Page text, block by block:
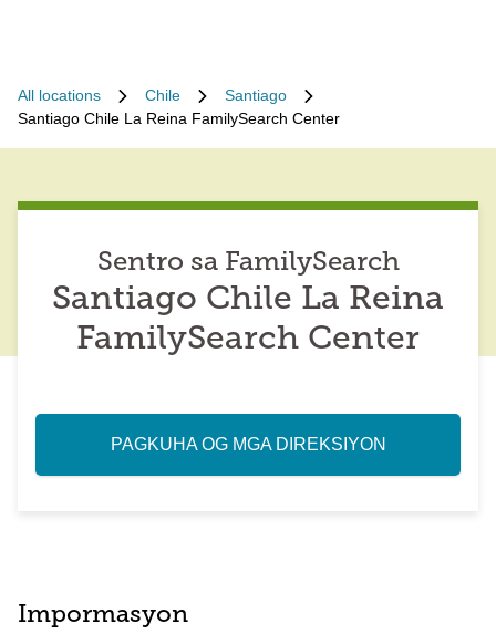
All locations Chile
Santiago
Santiago Chile La Reina FamilySearch Center
Sentro sa FamilySearch
Santiago Chile La Reina
FamilySearch Center
PAGKUHA OG MGA DIREKSIYON
Impormasyon